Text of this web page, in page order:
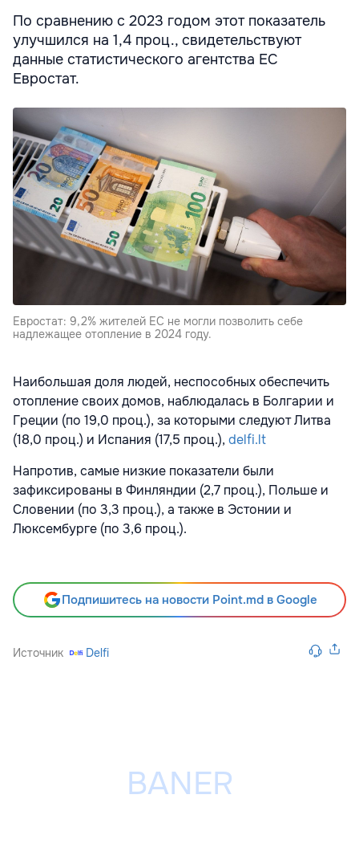
По сравнению с 2023 годом этот показатель
улучшился на 1,4 проц., свидетельствуют
данные статистического агентства ЕС
Евростат.
Евростат: 9,2% жителей ЕС не могли позволить себе
надлежащее отопление в 2024 году.
Наибольшая доля людей, неспособных обеспечить
отопление своих домов, наблюдалась в Болгарии и
Греции (по 19,0 проц.), за которыми следуют Литва
(18,0 проц.) и Испания (17,5 проц.), delfi.lt
Напротив, самые низкие показатели были
зафиксированы в Финляндии (2,7 проц.), Польше и
Словении (по 3,3 проц.), а также в Эстонии и
Люксембурге (по 3,6 проц.).
Подпишитесь на новости Point.md в Google
Источник Delfi